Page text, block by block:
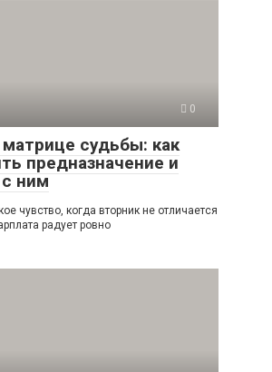
0
судьбы: как
предназначение и
ним
чувство, когда вторник не отличается
радует ровно